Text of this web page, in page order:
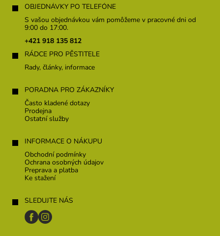
OBJEDNÁVKY PO TELEFÓNE
S vašou objednávkou vám pomôžeme v pracovné dni od
9:00 do 17:00.
+421 918 135 812
RÁDCE PRO PĚSTITELE
Rady, články, informace
PORADNA PRO ZÁKAZNÍKY
Často kladené dotazy
Prodejna
Ostatní služby
INFORMACE O NÁKUPU
Obchodní podmínky
Ochrana osobných údajov
Preprava a platba
Ke stažení
SLEDUJTE NÁS